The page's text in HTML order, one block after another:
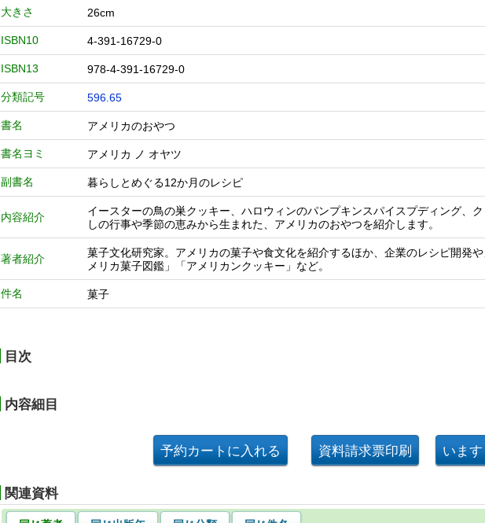
大きさ 26cm
ISBN10 4-391-16729-0
ISBN13 978-4-391-16729-0
分類記号 596.65
書名 アメリカのおやつ
書名ヨミ アメリカ ノ オヤツ
副書名 暮らしとめぐる12か月のレシピ
内容紹介
イースターの鳥の巣クッキー、ハロウィンのパンプキンスパイスプディング、
しの行事や季節の恵みから生まれた、アメリカのおやつを紹介します。
著者紹介
菓子文化研究家。アメリカの菓子や食文化を紹介するほか、企業のレシピ開発
メリカ菓子図鑑」「アメリカンクッキー」など。
件名 菓子
目次
内容細目
関連資料